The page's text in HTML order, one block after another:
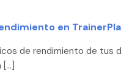
en
de rendimiento de
[…]